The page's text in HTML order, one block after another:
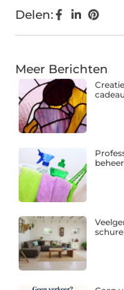
Delen:
Meer Berichten